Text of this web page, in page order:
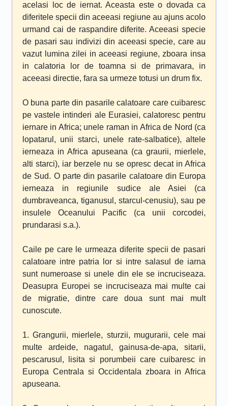
acelasi loc de iernat. Aceasta este o dovada ca
diferitele specii din aceeasi regiune au ajuns acolo
urmand cai de raspandire diferite. Aceeasi specie
de pasari sau indivizi din aceeasi specie, care au
vazut lumina zilei in aceeasi regiune, zboara insa
in calatoria lor de toamna si de primavara, in
aceeasi directie, fara sa urmeze totusi un drum fix.
O buna parte din pasarile calatoare care cuibaresc
pe vastele intinderi ale Eurasiei, calatoresc pentru
iernare in Africa; unele raman in Africa de Nord (ca
lopatarul, unii starci, unele rate-salbatice), altele
ierneaza in Africa apuseana (ca graurii, mierlele,
alti starci), iar berzele nu se opresc decat in Africa
de Sud. O parte din pasarile calatoare din Europa
ierneaza in regiunile sudice ale Asiei (ca
dumbraveanca, tiganusul, starcul-cenusiu), sau pe
insulele Oceanului Pacific (ca unii corcodei,
prundarasi s.a.).
Caile pe care le urmeaza diferite specii de pasari
calatoare intre patria lor si intre salasul de iarna
sunt numeroase si unele din ele se incruciseaza.
Deasupra Europei se incruciseaza mai multe cai
de migratie, dintre care doua sunt mai mult
cunoscute.
1. Grangurii, mierlele, sturzii, mugurarii, cele mai
multe ardeide, nagatul, gainusa-de-apa, sitarii,
pescarusul, lisita si porumbeii care cuibaresc in
Europa Centrala si Occidentala zboara in Africa
apuseana.